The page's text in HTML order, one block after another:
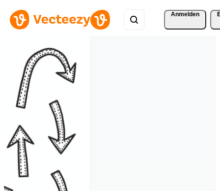
Anmelden